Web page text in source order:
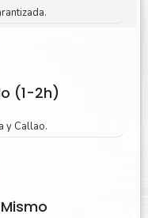
(1-2h)
y Callao.